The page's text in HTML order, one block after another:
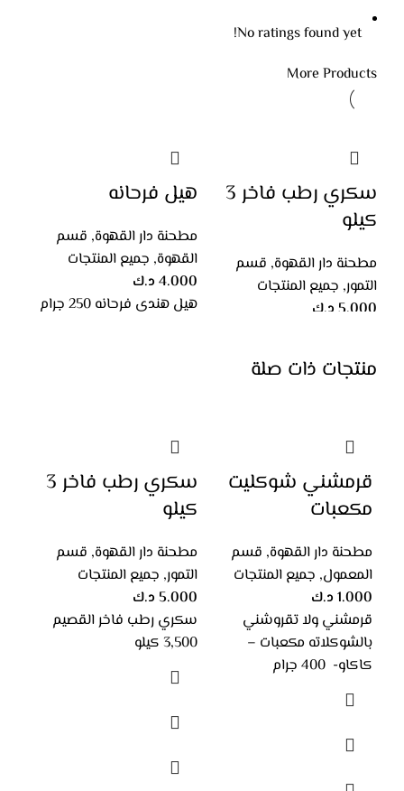
البريد الإلكتروني*
المتصفح لاستخدامها المرة المقبلة في تعليقي.
No ratings found yet!
More Products
سكري رطب فاخر 3
كيلو
مطحنة دار القهوة, قسم
التمور, جميع المنتجات
5.000 د.ك
هيل فرحانه
مطحنة دار القهوة, قسم
القهوة, جميع المنتجات
4.000 د.ك
هيل هندي فرحانه 250 جرام
مكسرات اكسترا
مطحنة دار القهوة,قسم
المكسرات
1.500
د.ك–
6.000
بردقوش المصمك
مطحنة دار القهوة ,قسم
الشاي,جميع المنتجات
1.250
د.ك
بردقوش المصمك أكياس
تحتوي على 30 كيس
منتجات ذات صلة
قرمشني شوكليت
مكعبات
مطحنة دار القهوة, قسم
المعمول, جميع المنتجات
1.000 د.ك
قرمشني ولا تقروشني
بالشوكلاته مكعبات –
كاكاو- 400 جرام
سكري رطب فاخر 3
كيلو
مطحنة دار القهوة, قسم
التمور, جميع المنتجات
5.000 د.ك
سكري رطب فاخر القصيم
3,500 كيلو